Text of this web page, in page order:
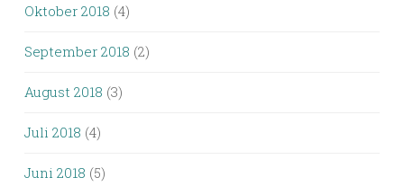
Oktober 2018 (4)
September 2018 (2)
August 2018 (3)
Juli 2018 (4)
Juni 2018 (5)